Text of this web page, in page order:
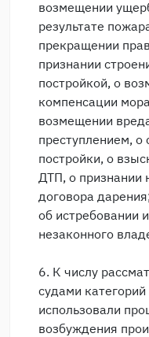
возмещении
результате
прекращении
признании
постройкой, о
компенсации
возмещении
преступлением, о
постройки, о
ДТП, о признании
договора
об истребовании
незаконного
6. К числу
судами
использовали
возбуждения